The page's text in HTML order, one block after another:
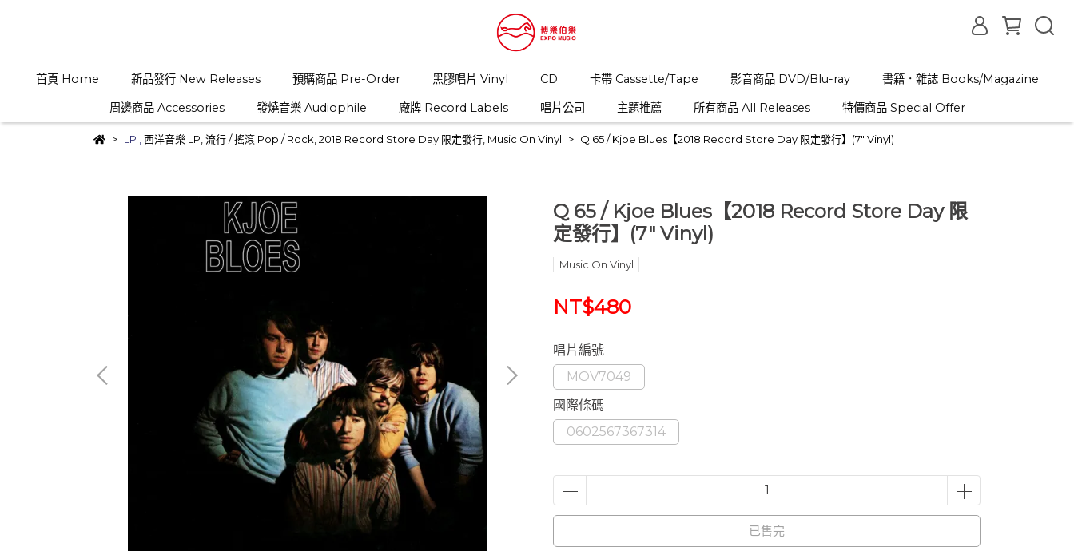
首頁 Home 新品發行 New Releases 預購商品 Pre-Order 黑膠唱片 Vinyl CD 卡帶 Cassette/Tape 影音商品 DVD/Blu-ray
書籍．雜誌 Books/Magazine
周邊商品 Accessories
發燒音樂 Audiophile 廠牌 Record Labels 唱片公司 主題推薦 所有商品 All Releases 特價商品 Special Offer
LP 西洋音樂 LP 流行 / 搖滾 Pop / Rock 2018 Record Store Day 限定發行, Music On Vinyl Q 65 / Kjoe Blues【2018 Record Store Day 限定發行】(7" Vinyl)
Q 65 / Kjoe Blues【2018 Record Store Day 限
定發行】(7" Vinyl)
Music On Vinyl
NT$480
唱片編號
MOV7049
國際條碼
0602567367314
已售完